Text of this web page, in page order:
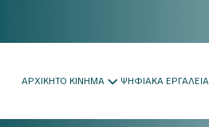
ΑΡΧΙΚΗΤΟ ΚΙΝΗΜΑ ΨΗΦΙΑΚΑ ΕΡΓΑΛΕΙΑ